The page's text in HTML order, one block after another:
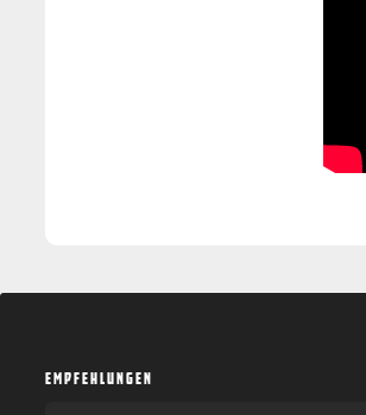
EMPFEHLUNGEN